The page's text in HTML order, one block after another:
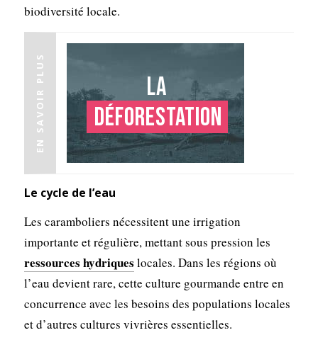
biodiversité locale.
EN SAVOIR PLUS
La
déforestation
Le cycle de l’eau
Les caramboliers nécessitent une irrigation
importante et régulière, mettant sous pression les
ressources hydriques locales. Dans les régions où
l’eau devient rare, cette culture gourmande entre en
concurrence avec les besoins des populations locales
et d’autres cultures vivrières essentielles.